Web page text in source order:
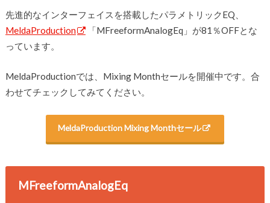
先進的なインターフェイスを搭載したパラメトリックEQ、
MeldaProduction
「MFreeformAnalogEq」が81％OFFとな
っています。
MeldaProductionでは、Mixing Monthセールを開催中です。合
わせてチェックしてみてください。
MeldaProduction Mixing Monthセール
MFreeformAnalogEq